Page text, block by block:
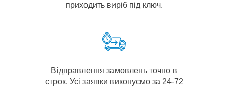
приходить виріб під ключ.
Відправлення замовлень точно в
строк. Усі заявки виконуємо за 24-72